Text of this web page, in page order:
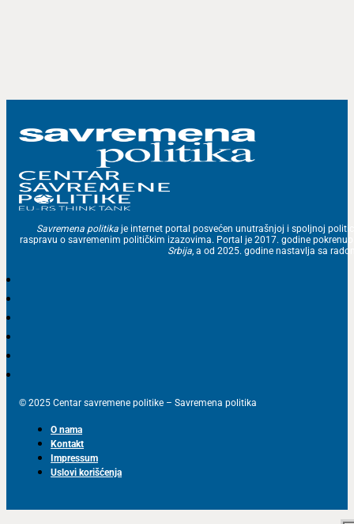
Savremena politika je internet portal posvećen unutrašnjoj i spoljnoj
raspravu o savremenim političkim izazovima. Portal je 2017. godine
Srbija, a od 2025. godine nastavlja sa
© 2025 Centar savremene politike – Savremena politika
O nama
Kontakt
Impressum
Uslovi korišćenja